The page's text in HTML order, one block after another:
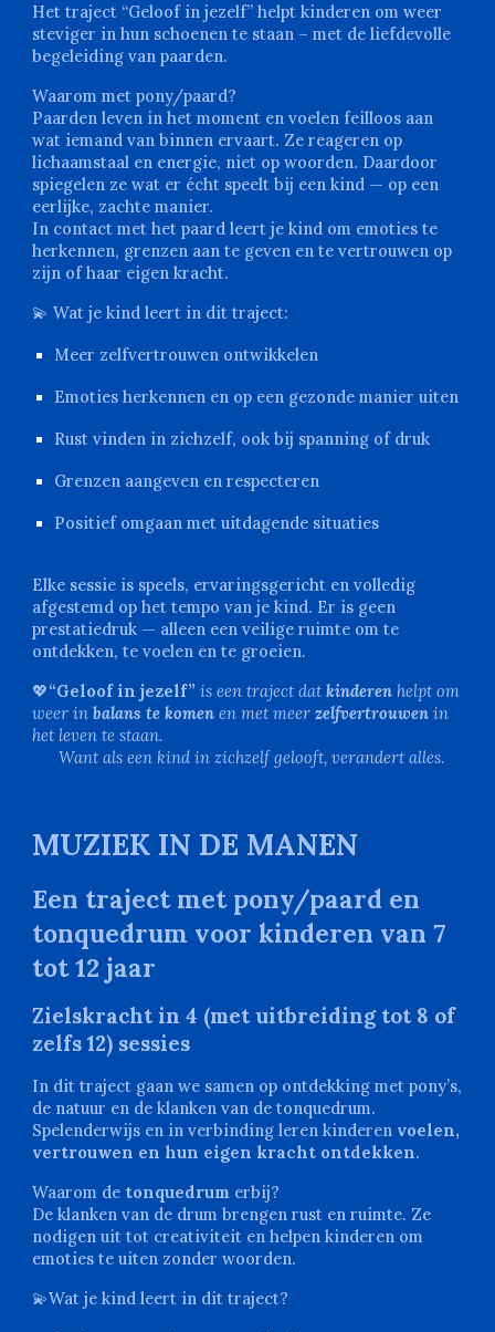
Het traject “Geloof in jezelf” helpt kinderen om weer
steviger in hun schoenen te staan – met de liefdevolle
begeleiding van paarden.
Waarom met pony/paard?
Paarden leven in het moment en voelen feilloos aan
wat iemand van binnen ervaart. Ze reageren op
lichaamstaal en energie, niet op woorden. Daardoor
spiegelen ze wat er écht speelt bij een kind — op een
eerlijke, zachte manier.
In contact met het paard leert je kind om emoties te
herkennen, grenzen aan te geven en te vertrouwen op
zijn of haar eigen kracht.
💫 Wat je kind leert in dit traject:
Meer zelfvertrouwen ontwikkelen
Emoties herkennen en op een gezonde manier uiten
Rust vinden in zichzelf, ook bij spanning of druk
Grenzen aangeven en respecteren
Positief omgaan met uitdagende situaties
Elke sessie is speels, ervaringsgericht en volledig
afgestemd op het tempo van je kind. Er is geen
prestatiedruk — alleen een veilige ruimte om te
ontdekken, te voelen en te groeien.
💖“Geloof in jezelf” is een traject datkinderen helpt om
weer inbalans te komen en met meerzelfvertrouwen in
het leven te staan.
Want als een kind in zichzelf gelooft, verandert alles.
MUZIEK IN DE MANEN
Een traject met pony/paard en
tonquedrum voor kinderen van7
tot 12 jaar
Zielskracht in 4 (met uitbreiding tot 8 of
zelfs 12) sessies
In dit traject gaan we samen op ontdekking met pony’s,
de natuur en de klanken van de tonquedrum.
Spelenderwijs en in verbinding leren kinderen voelen,
vertrouwen en hun eigen kracht ontdekken.
Waarom de tonquedrum erbij?
De klanken van de drum brengen rust en ruimte. Ze
nodigen uit tot creativiteit en helpen kinderen om
emoties te uiten zonder woorden.
💫Wat je kind leert in dit traject?